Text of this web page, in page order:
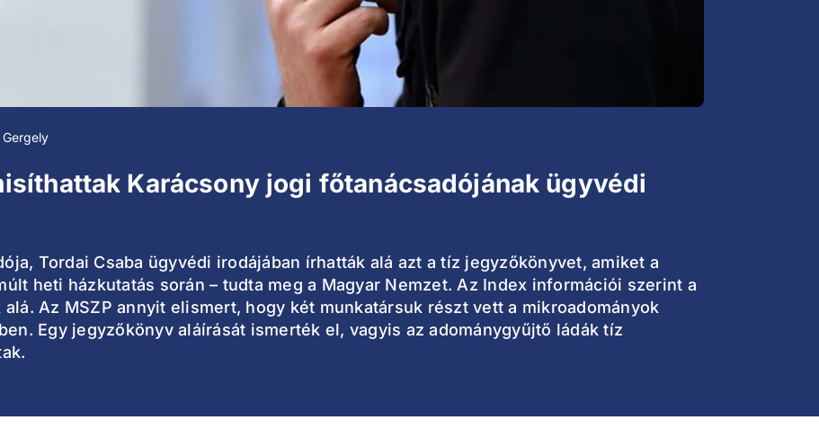
Karácsony jogi főtanácsadójának ügyvédi
Tordai Csaba ügyvédi irodájában írhatták alá azt a tíz jegyzőkönyvet, amiket a
heti házkutatás során – tudta meg a Magyar Nemzet. Az Index információi szerint a
Az MSZP annyit elismert, hogy két munkatársuk részt vett a mikroadományok
Egy jegyzőkönyv aláírását ismerték el, vagyis az adománygyűjtő ládák tíz